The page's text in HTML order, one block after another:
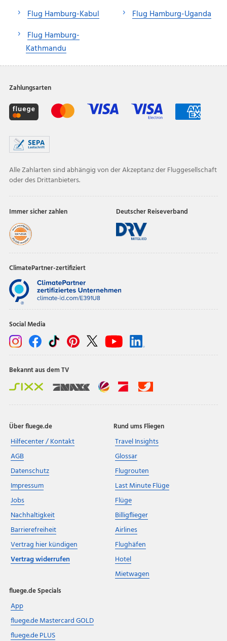
Flug Hamburg-Kabul
Flug Hamburg-
Kathmandu
Flug Hamburg-Uganda